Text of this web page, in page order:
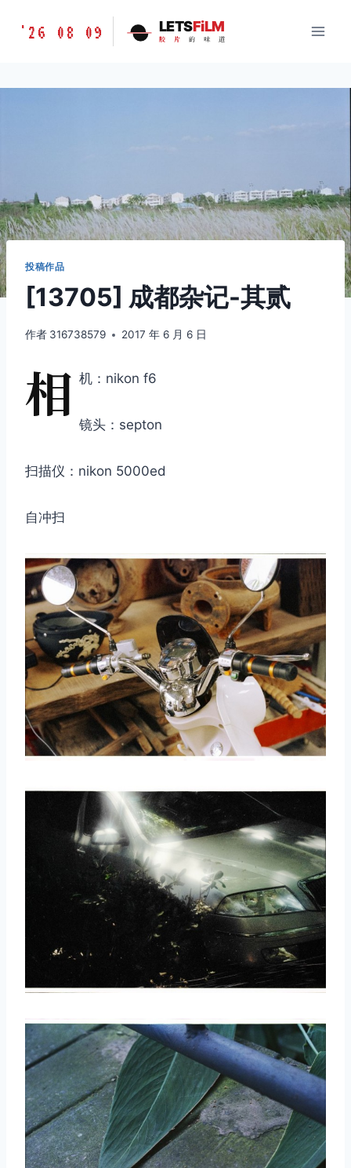
胶
味
'26 08 09 LETSFiLM
胶 片 的 味 道
投稿作品
[13705] 成都杂记-其贰
作者 316738579 2017 年 6 月 6 日
相 机：nikon f6
镜头：septon
扫描仪：nikon 5000ed
自冲扫